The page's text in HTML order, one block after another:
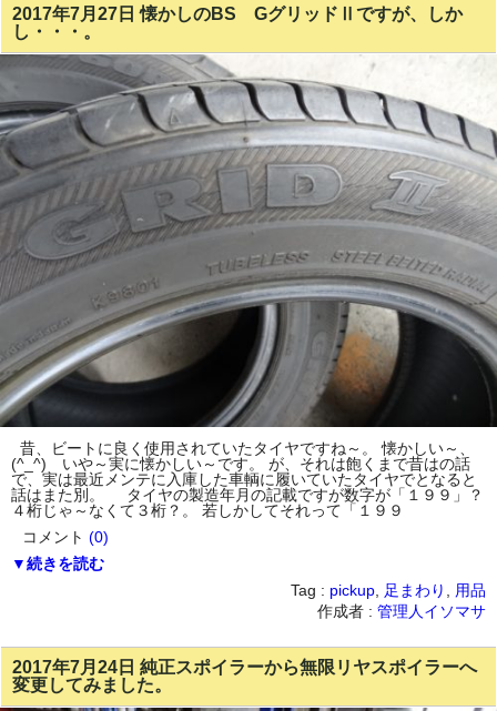
2017年7月27日 懐かしのBS GグリッドⅡですが、しか
し・・・。
昔、ビートに良く使用されていたタイヤですね～。 懐かしい～、
(^_^) いや～実に懐かしい～です。 が、それは飽くまで昔はの話
で、実は最近メンテに入庫した車輌に履いていたタイヤでとなると
話はまた別。 タイヤの製造年月の記載ですが数字が「１９９」？
４桁じゃ～なくて３桁？。 若しかしてそれって「１９９
コメント (0)
▼続きを読む
Tag : pickup 足まわり
用品
作成者 : 管理人イソマサ
2017年7月24日 純正スポイラーから無限リヤスポイラーへ
変更してみました。